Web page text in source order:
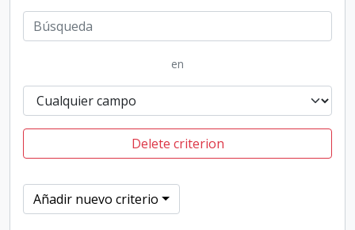
en
Delete criterion
Añadir nuevo criterio